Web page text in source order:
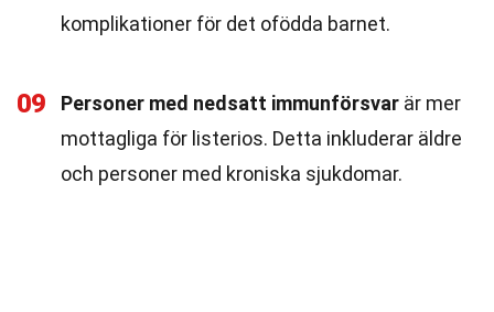
komplikationer för det ofödda barnet.
09 Personer med nedsatt immunförsvar är mer
mottagliga för listerios. Detta inkluderar äldre
och personer med kroniska sjukdomar.